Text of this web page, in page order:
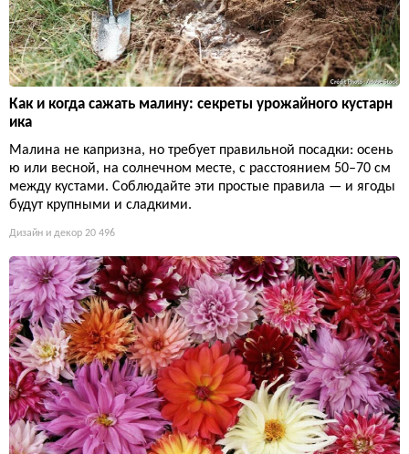
Как и когда сажать малину: секреты урожайного кустарн
ика
Малина не капризна, но требует правильной посадки: осень
ю или весной, на солнечном месте, с расстоянием 50–70 см
между кустами. Соблюдайте эти простые правила — и ягоды
будут крупными и сладкими.
Дизайн и декор 20 496